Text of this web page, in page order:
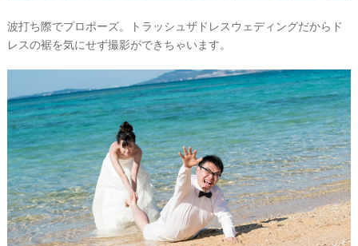
波打ち際でプロポーズ。トラッシュザドレスウェディングだからド
レスの裾を気にせず撮影ができちゃいます。